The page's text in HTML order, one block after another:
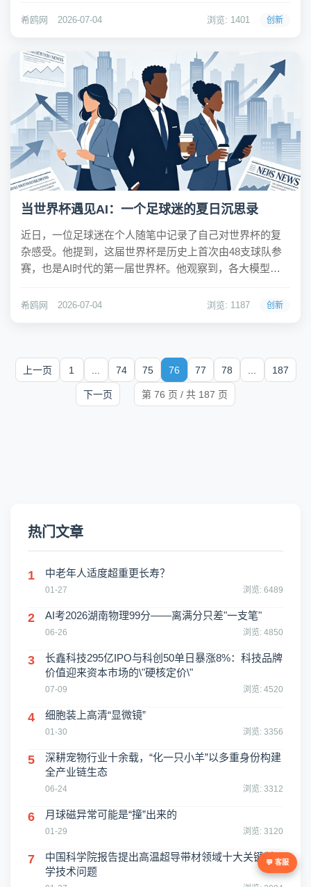
生一部经典或让观众记住的角色，如同工业预制菜，高效
希鸥网 2026-07-04 浏览: 1401 创新
当世界杯遇见AI：一个足球迷的夏日沉思录
近日，一位足球迷在个人随笔中记录了自己对世界杯的复
杂感受。他提到，这届世界杯是历史上首次由48支球队参
赛，也是AI时代的第一届世界杯。他观察到，各大模型纷
他眼中更像是模仿人类的赌徒心态。他认为，世界杯让AI
希鸥网 2026-07-04 浏览: 1187 创新
上一页 1 74 75 76 77 78 187
下一页 第 76 页 / 共 187 页
热门文章
1 中老年人适度超重更长寿？
01-27 浏览: 6489
2 AI考2026湖南物理99分——离满分只差"一支笔"
06-26 浏览: 4850
3
长鑫科技295亿IPO与科创50单日暴涨8%：科技品牌
价值迎来资本市场的\"硬核定价\"
07-09 浏览: 4520
4 细胞装上高清“显微镜”
01-30 浏览: 3356
5
深耕宠物行业十余载，“化一只小羊”以多重身份构建
全产业链生态
06-24 浏览: 3312
6 月球磁异常可能是“撞”出来的
01-29 浏览: 3120
7
中国科学院报告提出高温超导带材领域十大关键科
学技术问题
💬 客服